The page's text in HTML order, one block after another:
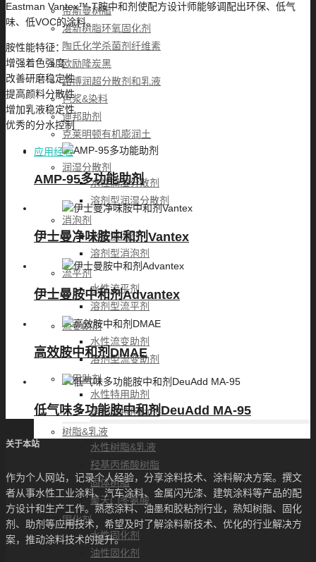
帝斯曼树脂
湛新树脂环氧固化剂
陶氏化学杀菌剂纤维素
欧励隆炭黑
路博润超分散剂和乳液
色浆&染料
迪邦助剂
克莱明顿有机膨润土
应用经验
润湿分散剂
水性润湿分散剂
溶剂型润湿分散剂
消泡剂
水性消泡剂
溶剂型消泡剂
流平剂
水性流平剂
溶剂型流平剂
流变助剂
水性流变助剂
溶剂型流变助剂
特用助剂
水性特用助剂
溶剂型特用助剂
树脂&乳液
水性树脂&乳液
羟基丙烯酸树脂
固体树脂
聚天门冬氨酸
固化剂
水性固化剂
油性固化剂
Eastman Vantex™-T胺中和剂使配方设计师能够调配出环保、低气
味、低VOC的涂料。
胺性能特征：
增强着色强度
改善研磨稳定性
提高颜料分散性
增加乳液稳定性
优秀的分水控制
AMP-95多功能助剂
伊士曼净味胺中和剂Vantex
伊士曼胺中和剂Advantex
高效胺中和剂DMAE
低气味多功能胺中和剂DeuAdd MA-95
关于本站
作为个人网站，记录个人经验，分享涂料技术、涂料解决方案。撰文
者从事水性工业涂料、汽车涂料、金属闪光漆、建筑涂料等产品的配
方设计和生产工作。熟悉涂料、油墨和胶粘剂行业，熟知树脂、固化
剂、助剂等应用技术，希望及时了解涂料新技术、优化的行业解决方
案，推动涂料技术的提升。